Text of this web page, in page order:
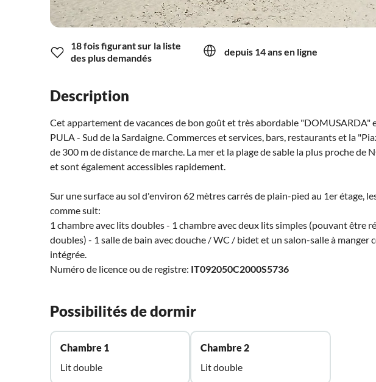
18 fois figurant sur la liste
des plus demandés
depuis 14 ans en ligne
Description
Cet appartement de vacances de bon goût et très abordable "DOMUSARDA"
PULA - Sud de la Sardaigne. Commerces et services, bars, restaurants et la
de 300 m de distance de marche. La mer et la plage de sable la plus proche de
et sont également accessibles rapidement.
Sur une surface au sol d'environ 62 mètres carrés de plain-pied au 1er étage,
comme suit:
1 chambre avec lits doubles - 1 chambre avec deux lits simples (pouvant être
doubles) - 1 salle de bain avec douche / WC / bidet et un salon-salle à
intégrée.
Numéro de licence ou de registre: IT092050C2000S5736
Possibilités de dormir
Chambre 1
Lit double
Chambre 2
Lit double